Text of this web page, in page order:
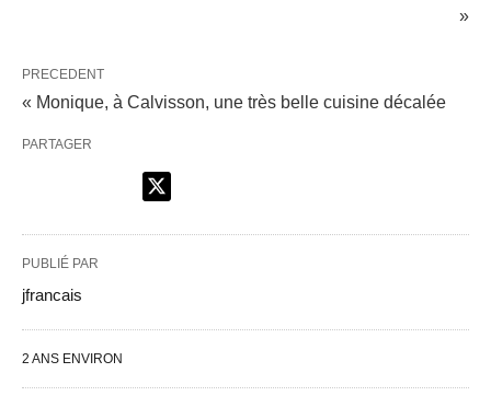
»
PRECEDENT
« Monique, à Calvisson, une très belle cuisine décalée
PARTAGER
PUBLIÉ PAR
jfrancais
2 ANS ENVIRON